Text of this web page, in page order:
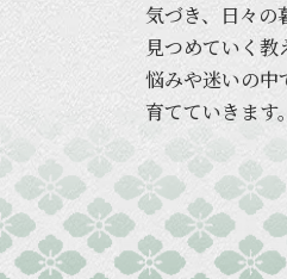
気づき、
日々の
見つめていく 教
悩みや迷いの中
育てていきます。